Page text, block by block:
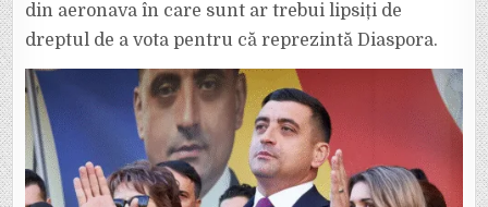
din aeronava în care sunt ar trebui lipsiți de
dreptul de a vota pentru că reprezintă Diaspora.